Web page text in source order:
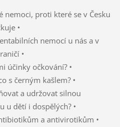
nemoci, proti které se v Česku
•
nemocí u nás a v
•
účinky očkování? •
s černým kašlem? •
a udržovat silnou
u dětí i dospělých? •
a antivirotikům •